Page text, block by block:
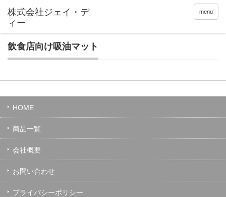
menu
飲食店向け吸油マット
HOME
商品一覧
会社概要
お問い合わせ
プライバシーポリシー